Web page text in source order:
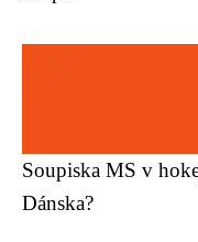
Soupiska MS v
Dánska?